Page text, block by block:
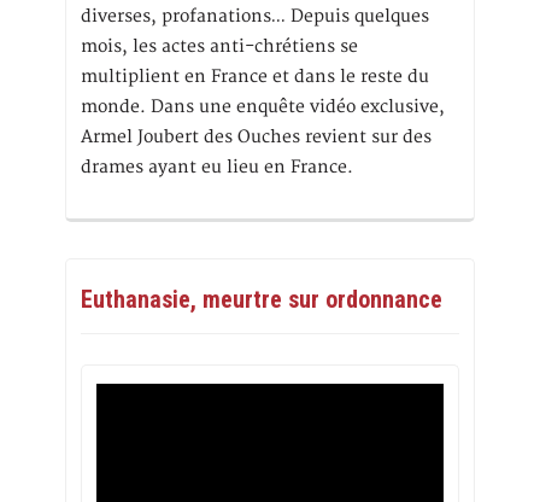
diverses, profanations… Depuis quelques
mois, les actes anti-chrétiens se
multiplient en France et dans le reste du
monde. Dans une enquête vidéo exclusive,
Armel Joubert des Ouches revient sur des
drames ayant eu lieu en France.
Euthanasie, meurtre sur ordonnance